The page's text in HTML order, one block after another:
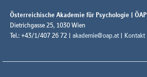
Österreichische Akademie für Psychologie | ÖAP
Dietrichgasse 25, 1030 Wien
Tel.: +43/1/407 26 72 | akademie@oap.at | Kontakt